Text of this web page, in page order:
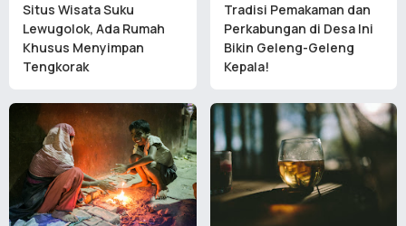
Situs Wisata Suku
Lewugolok, Ada Rumah
Khusus Menyimpan
Tengkorak
Tradisi Pemakaman dan
Perkabungan di Desa Ini
Bikin Geleng-Geleng
Kepala!